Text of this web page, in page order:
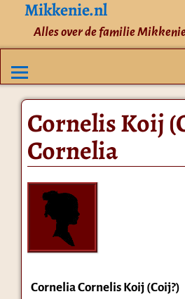
Mikkenie.nl
Alles over de familie
Cornelis Koij
Cornelia
Cornelia Cornelis Koij (Coij?)